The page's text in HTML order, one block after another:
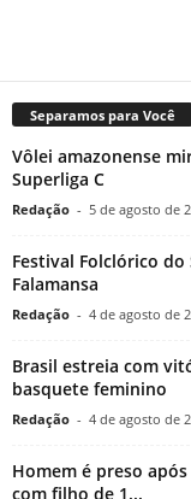
Separamos para Você
Vôlei amazonense
Superliga C
Redação - 5 de agosto de
Festival Folclórico
Falamansa
Redação - 4 de agosto de
Brasil estreia com
basquete feminino
Redação - 4 de agosto de
Homem é preso
com filho de 1...